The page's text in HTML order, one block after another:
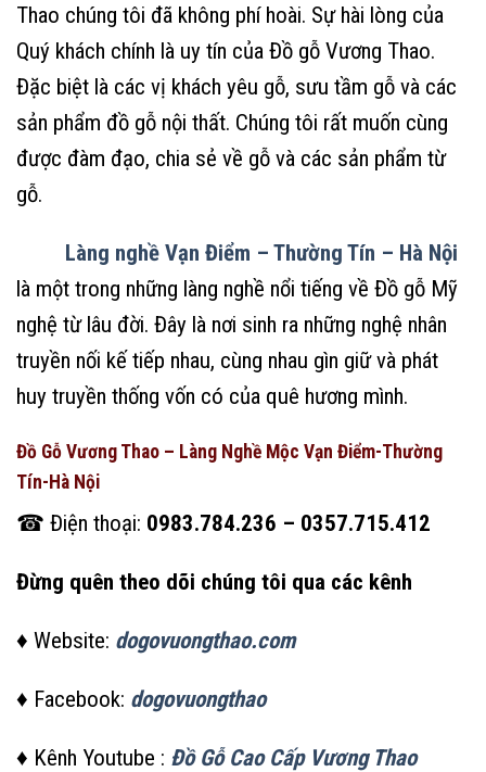
Thao chúng tôi đã không phí hoài. Sự hài lòng của
Quý khách chính là uy tín của Đồ gỗ Vương Thao.
Đặc biệt là các vị khách yêu gỗ, sưu tầm gỗ và các
sản phẩm đồ gỗ nội thất. Chúng tôi rất muốn cùng
được đàm đạo, chia sẻ về gỗ và các sản phẩm từ
gỗ.
Làng nghề Vạn Điểm – Thường Tín – Hà Nội
là một trong những làng nghề nổi tiếng về Đồ gỗ Mỹ
nghệ từ lâu đời. Đây là nơi sinh ra những nghệ nhân
truyền nối kế tiếp nhau, cùng nhau gìn giữ và phát
huy truyền thống vốn có của quê hương mình.
Đồ Gỗ Vương Thao – Làng Nghề Mộc Vạn Điểm-Thường
Tín-Hà Nội
☎ Điện thoại: 0983.784.236 – 0357.715.412
Đừng quên theo dõi chúng tôi qua các kênh
♦ Website: dogovuongthao.com
♦ Facebook: dogovuongthao
♦ Kênh Youtube : Đồ Gỗ Cao Cấp Vương Thao